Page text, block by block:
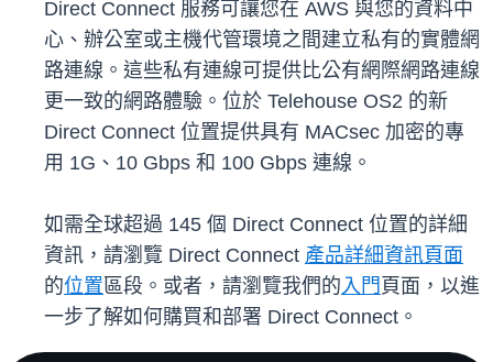
Direct Connect 服務可讓您在 AWS 與您的資料中
心、辦公室或主機代管環境之間建立私有的實體網
路連線。這些私有連線可提供比公有網際網路連線
更一致的網路體驗。位於 Telehouse OS2 的新
Direct Connect 位置提供具有 MACsec 加密的專
用 1G、10 Gbps 和 100 Gbps 連線。
如需全球超過 145 個 Direct Connect 位置的詳細
資訊，請瀏覽 Direct Connect 產品詳細資訊頁面
的位置區段。或者，請瀏覽我們的入門 頁面，以進
一步了解如何購買和部署 Direct Connect。